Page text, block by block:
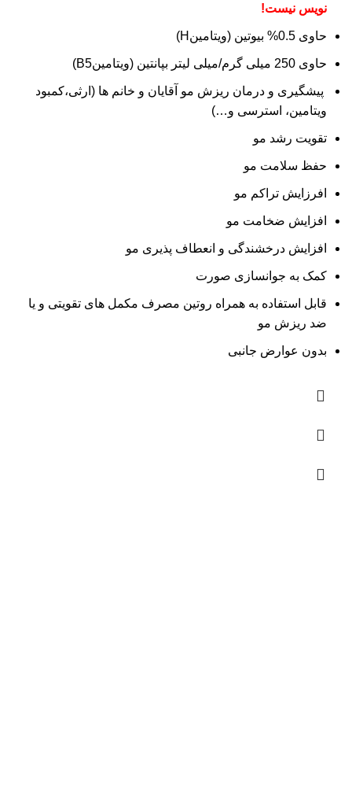
نویس نیست!
حاوی 0.5% بیوتین (ویتامینH)
حاوی 250 میلی گرم/میلی لیتر بپانتین (ویتامینB5)
پیشگیری و درمان ریزش مو آقایان و خانم ها (ارثی،کمبود
ویتامین، استرسی و…)
تقویت رشد مو
حفظ سلامت مو
افرزایش تراکم مو
افزایش ضخامت مو
افزایش درخشندگی و انعطاف پذیری مو
کمک به جوانسازی صورت
قابل استفاده به همراه روتین مصرف مکمل های تقویتی و یا
ضد ریزش مو
بدون عوارض جانبی